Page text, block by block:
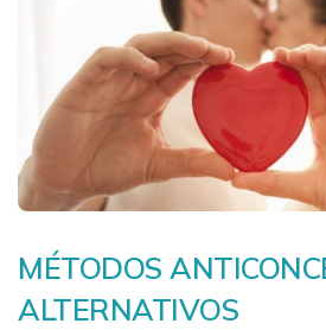
MÉTODOS
ALTERNATIVOS